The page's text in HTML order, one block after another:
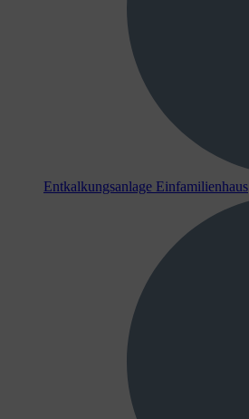
Entkalkungsanlage Einfamilienhaus